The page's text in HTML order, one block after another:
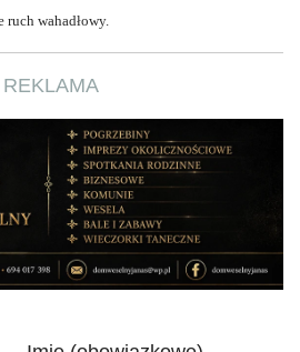
wahadłowy.
REKLAMA